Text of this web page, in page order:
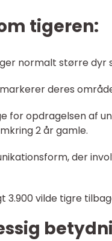
tigeren:
normalt større dyr
deres
for opdragelsen af
2 år gamle.
der
3.900 vilde tigre